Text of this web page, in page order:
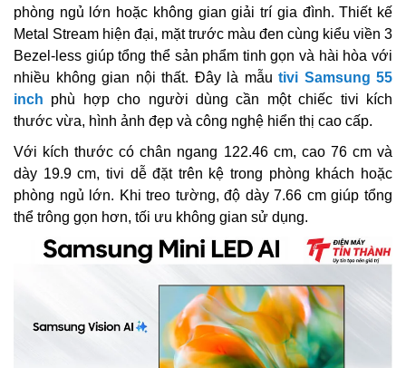
phòng ngủ lớn hoặc không gian giải trí gia đình. Thiết kế
Metal Stream hiện đại, mặt trước màu đen cùng kiểu viền 3
Bezel-less giúp tổng thể sản phẩm tinh gọn và hài hòa với
nhiều không gian nội thất. Đây là mẫu tivi Samsung 55
inch phù hợp cho người dùng cần một chiếc tivi kích
thước vừa, hình ảnh đẹp và công nghệ hiển thị cao cấp.
Với kích thước có chân ngang 122.46 cm, cao 76 cm và
dày 19.9 cm, tivi dễ đặt trên kệ trong phòng khách hoặc
phòng ngủ lớn. Khi treo tường, độ dày 7.66 cm giúp tổng
thể trông gọn hơn, tối ưu không gian sử dụng.